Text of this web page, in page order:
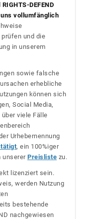
RIGHTS-DEFEND
uns vollumfänglich
und die
in unserem
sowie falsche
erhebliche
können sich
Social Media,
viele Fälle
Urhebernennung
, ein 100%iger
unserer Preisliste zu.
lizenziert sein.
werden Nutzung
bestehende
nachgewiesen